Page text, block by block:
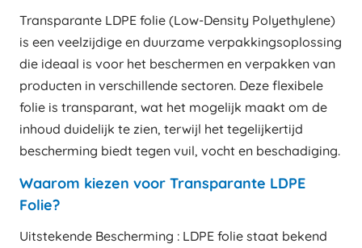
Transparante LDPE folie (Low-Density Polyethylene)
is een veelzijdige en duurzame verpakkingsoplossing
die ideaal is voor het beschermen en verpakken van
producten in verschillende sectoren. Deze flexibele
folie is transparant, wat het mogelijk maakt om de
inhoud duidelijk te zien, terwijl het tegelijkertijd
bescherming biedt tegen vuil, vocht en beschadiging.
Waarom kiezen voor Transparante LDPE
Folie?
Uitstekende Bescherming : LDPE folie staat bekend